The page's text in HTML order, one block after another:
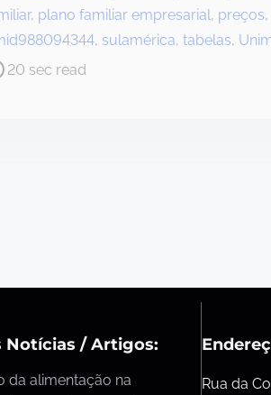
, plano familiar empresarial, preços,
, sulamérica, tabelas,
20 sec read
Notícias / Artigos:
da alimentação na
Rua da